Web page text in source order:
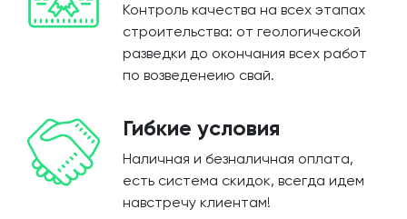
Контроль качества на всех этапах
строительства: от геологической
разведки до окончания всех работ
по возведенеию свай.
Гибкие условия
Наличная и безналичная оплата,
есть система скидок, всегда идем
навстречу клиентам!